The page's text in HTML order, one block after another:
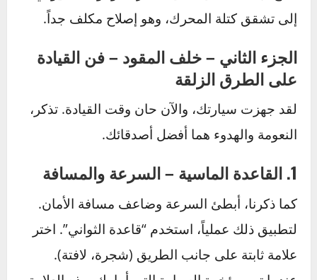
كل مصباح يعمل، خاصة أضواء الضباب إذا كانت
نظام إزالة الضباب:شغل نظام التدفئة وتأكد من
أن الهواء الساخن يتدفق بقوة على الزجاج الأمامي
والخلفي لإزالة أي ضباب أو جليد بسرعة.
سائل التبريد:تأكد من أن مستوى سائل التبريد
في الخزان صحيح. الأهم من ذلك، يجب أن يكون